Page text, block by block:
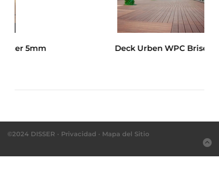
Deck Urben WPC Brise
©2024 DISSER · Privacidad · Mapa del Sitio